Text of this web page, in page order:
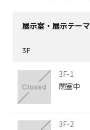
展示室・展示テーマ
3F
3F-1
閉室中
3F-2